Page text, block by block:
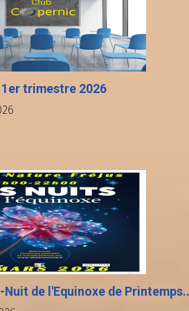
trimestre 2026
Nuit de l'Equinoxe de